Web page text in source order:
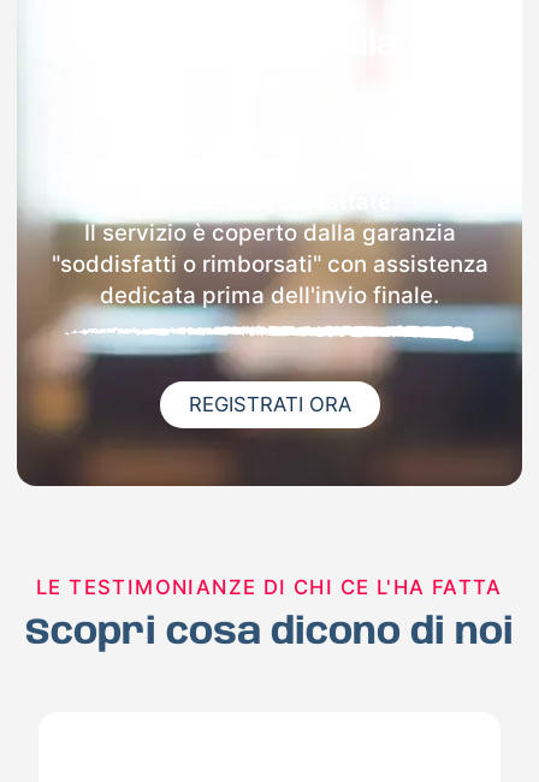
Il servizio è coperto dalla garanzia
"soddisfatti o rimborsati" con assistenza
dedicata prima dell'invio finale.
REGISTRATI ORA
LE TESTIMONIANZE DI CHI CE L'HA FATTA
Scopri cosa dicono di noi